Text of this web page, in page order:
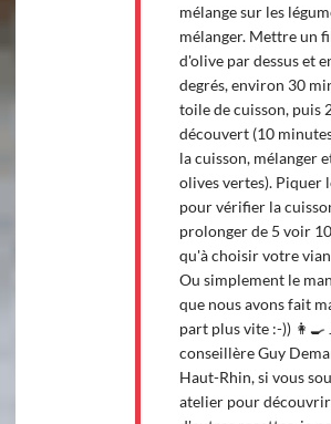
mélange sur les
mélanger. Mettre un
d'olive par dessus et
degrés, environ 30
toile de cuisson, puis
découvert (10
la cuisson, mélanger
olives vertes). Piquer
pour vérifier la
prolonger de 5 voir
qu'à choisir votre
Ou simplement le
que nous avons fait
part plus vite :-)) 👩‍🍳
conseillère Guy
Haut-Rhin, si vous
atelier pour